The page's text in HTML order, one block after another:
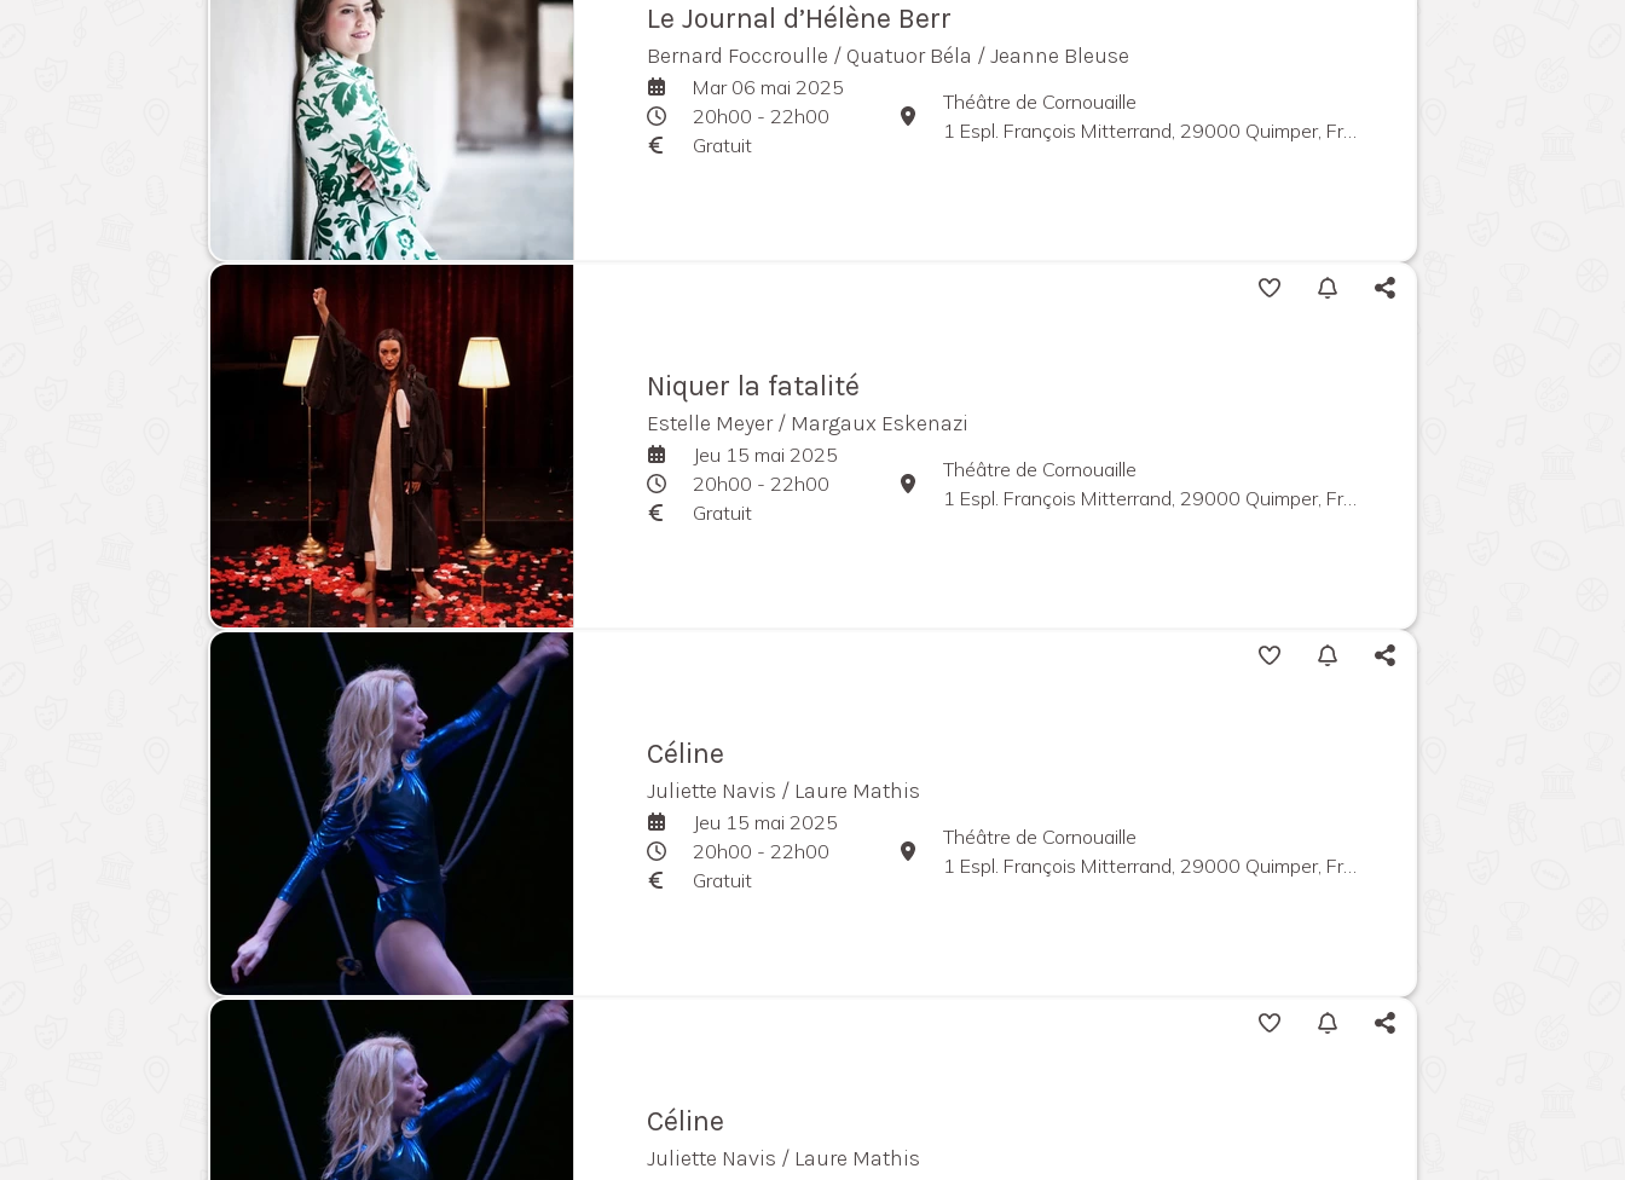
Le Journal d’Hélène Berr
Bernard Foccroulle / Quatuor Béla / Jeanne Bleuse
Mar 06 mai 2025
20h00 - 22h00
Gratuit
Théâtre de Cornouaille
1 Espl. François Mitterrand, 29000 Quimper, France
Niquer la fatalité
Estelle Meyer / Margaux Eskenazi
Jeu 15 mai 2025
20h00 - 22h00
Gratuit
Théâtre de Cornouaille
1 Espl. François Mitterrand, 29000 Quimper, France
Céline
Juliette Navis / Laure Mathis
Jeu 15 mai 2025
20h00 - 22h00
Gratuit
Théâtre de Cornouaille
1 Espl. François Mitterrand, 29000 Quimper, France
Céline
Juliette Navis / Laure Mathis